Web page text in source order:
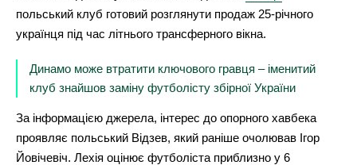
польський клуб готовий розглянути продаж 25-річного
українця під час літнього трансферного вікна.
Динамо може втратити ключового гравця – іменитий
клуб знайшов заміну футболісту збірної України
За інформацією джерела, інтерес до опорного хавбека
проявляє польський Відзев, який раніше очолював Ігор
Йовічевіч. Лехія оцінює футболіста приблизно у 6